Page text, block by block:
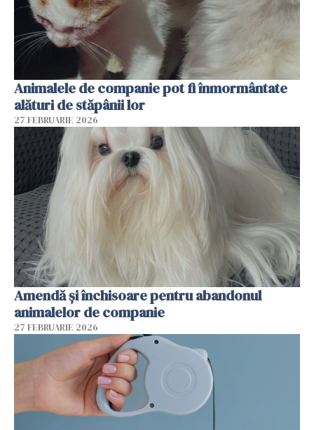
Animalele de companie pot fi înmormântate
alături de stăpânii lor
27 FEBRUARIE 2026
Amendă și închisoare pentru abandonul
animalelor de companie
27 FEBRUARIE 2026